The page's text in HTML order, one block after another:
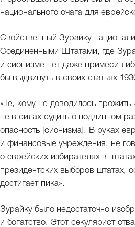
национального очага для
Свойственный Зурайку
Соединенными Штатами, где
и сионизме нет даже примеси
бы выдвинуть в своих статьях
«Те, кому не доводилось
не в силах судить о подлинном
опасность [сионизма]. В руках
и финансовые учреждения, не
о еврейских избирателях в
президентских выборов штатах,
достигает пика».
Зурайку было недостаточно
и богатство. Этот секулярист